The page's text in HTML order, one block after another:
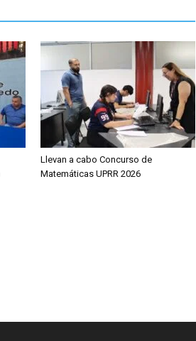
Llevan a cabo Concurso de
Matemáticas UPRR 2026